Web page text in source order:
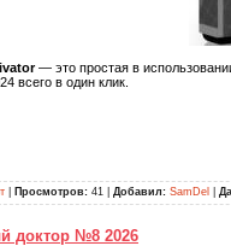
— это простая в
всего в один клик.
Просмотров: 41 | Добавил: SamDel
доктор №8 2026